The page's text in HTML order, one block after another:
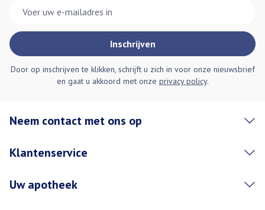
Inschrijven
Door op inschrijven te klikken, schrijft u zich in voor onze nieuwsbrief
en gaat u akkoord met onze privacy policy.
Neem contact met ons op
Klantenservice
Uw apotheek